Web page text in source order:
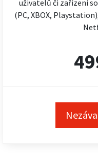
uživatelů či zařízení
(PC, XBOX,